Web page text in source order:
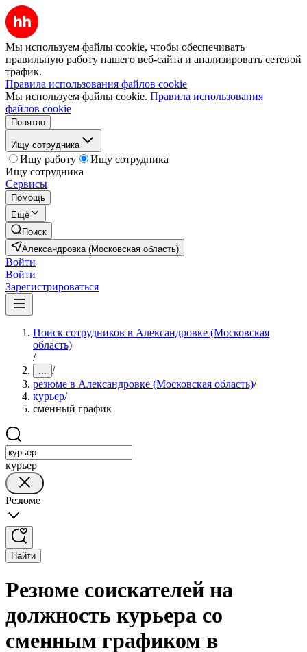
Мы используем файлы cookie, чтобы обеспечивать
правильную работу нашего веб-сайта и анализировать сетевой
трафик.
Правила использования файлов cookie
Мы используем файлы cookie. Правила использования
файлов cookie
Понятно
Ищу сотрудника
Ищу работу
Ищу сотрудника
Ищу сотрудника
Сервисы
Помощь
Ещё
Поиск
Александровка (Московская область)
Войти
Войти
Зарегистрироваться
Поиск сотрудников в Александровке (Московская
область)
/
... /
резюме в Александровке (Московская область)/
курьер/
сменный график
курьер
Резюме
Найти
Резюме соискателей на
должность курьера со
сменным графиком в